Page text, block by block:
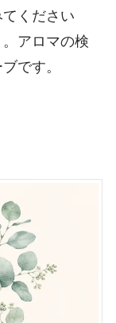
ください
アロマの検
です。